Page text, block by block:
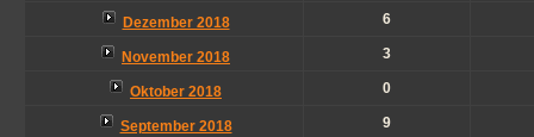
Dezember 2018 6
November 2018 3
Oktober 2018 0
September 2018 9